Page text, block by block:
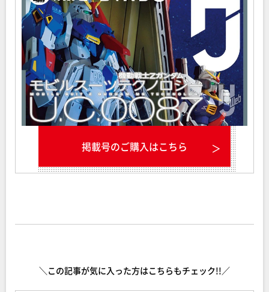
掲載号のご購入はこちら
＼この記事が気に入った方はこちらもチェック!!／